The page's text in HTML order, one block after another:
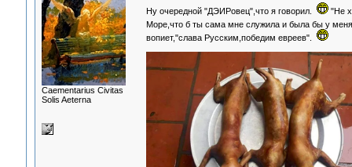
Сaementarius Civitas
Solis Aeterna
Ну очередной "ДЭИРовец",что я говорил.
"Не
Море,что б ты сама мне служила и была бы у
вопиет,"слава Русским,победим евреев".